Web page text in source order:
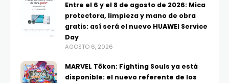
Entre el 6 y el 8 de agosto de 2026: Mica
protectora, limpieza y mano de obra
gratis: así será el nuevo HUAWEI Service
Day
AGOSTO 6, 2026
MARVEL Tōkon: Fighting Souls ya está
disponible: el nuevo referente de los